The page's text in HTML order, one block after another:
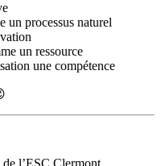
un processus naturel
un ressource
une compétence